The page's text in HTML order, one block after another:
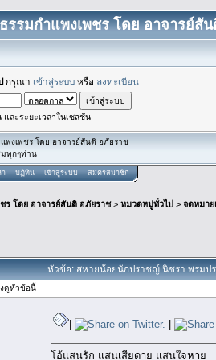
รมกำแพงเพชร โดย อาจารย์สั
กรุณา เข้าสู่ระบบ หรือ ลงทะเบียน
ละระยะเวลาในเซสชั่น
งเพชร โดย อาจารย์สันติ อภัยราช
มทุกๆท่าน
ปฏิทิน เข้าสู่ระบบ สมัครสมาชิก
ร โดย อาจารย์สันติ อภัยราช> หมวดหมู่ทั่วไป > จดหมา
หัวข้อ: สหายน้อยนักปราชญ์ นิชรา พรมป
ดูหัวข้อนี้
| |
โอ้แสนรัก แสนเสียดาย แสนใจหาย